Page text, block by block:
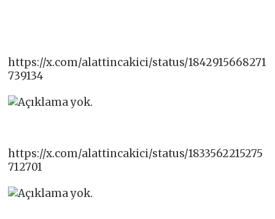
https://x.com/alattincakici/status/1842915668271
739134
https://x.com/alattincakici/status/1833562215275
712701